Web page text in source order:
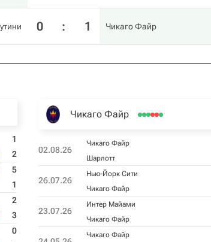
0 : 1 Чикаго Файр
1
2
5
1
2
3
0
Чикаго Файр
02.08.26
Чикаго Файр
Шарлотт
26.07.26
Нью-Йорк Сити
Чикаго Файр
23.07.26
Интер Майами
Чикаго Файр
Чикаго Файр